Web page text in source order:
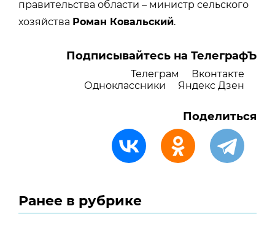
правительства области – министр сельского
хозяйства Роман Ковальский.
Подписывайтесь на ТелеграфЪ
Телеграм
Вконтакте
Одноклассники
Яндекс Дзен
Поделиться
Ранее в рубрике